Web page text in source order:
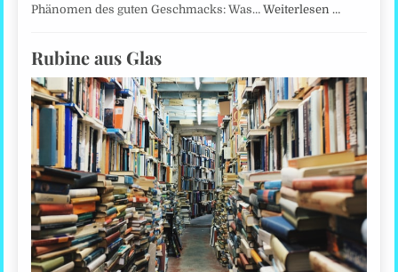
Phänomen des guten Geschmacks: Was…Weiterlesen …
Rubine aus Glas